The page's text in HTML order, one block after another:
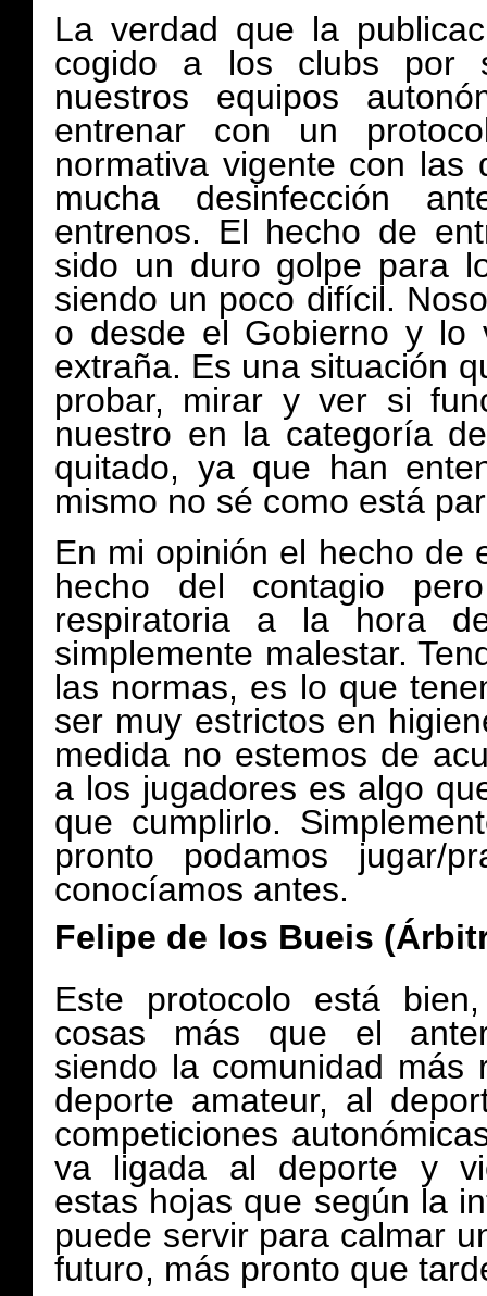
La verdad que la
cogido a los clubs por
nuestros equipos
entrenar con un
normativa vigente con las
mucha desinfección
entrenos. El hecho de
sido un duro golpe para
siendo un poco difícil.
o desde el Gobierno y lo
extraña. Es una situación
probar, mirar y ver si
nuestro en la categoría
quitado, ya que han
mismo no sé como está
En mi opinión el hecho de
hecho del contagio pero
respiratoria a la hora
simplemente malestar.
las normas, es lo que
ser muy estrictos en
medida no estemos de
a los jugadores es algo
que cumplirlo.
pronto podamos jugar/
conocíamos antes.
Felipe de los Bueis
Este protocolo está
cosas más que el
siendo la comunidad más
deporte amateur, al
competiciones
va ligada al deporte y
estas hojas que según la
puede servir para calmar
futuro, más pronto que